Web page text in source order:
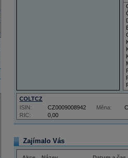
COLTCZ
RIC: 0,00
ISIN: CZ0009008942 Měna:
Zajímalo Vás